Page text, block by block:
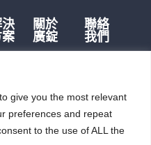
give you the most relevant
preferences and repeat
to the use of ALL the
案
自
關於
廣錠
公司據點
力
廣錠徵才
聯絡
我們
即時訊
投資人
專區